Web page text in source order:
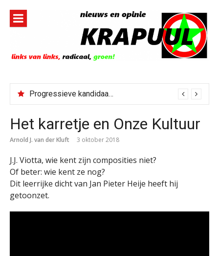
inhoud
Progressieve kandidaat El-Sayed senaatskandidaat Michigan
Het karretje en Onze Kultuur
Arnold J. van der Kluft 3 oktober 2018
J.J. Viotta, wie kent zijn composities niet?
Of beter: wie kent ze nog?
Dit leerrijke dicht van Jan Pieter Heije heeft hij
getoonzet.